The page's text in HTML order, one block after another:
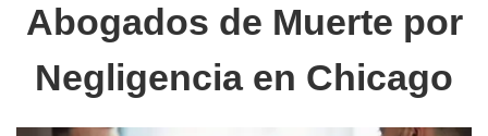
Abogados de Muerte por
Negligencia en Chicago